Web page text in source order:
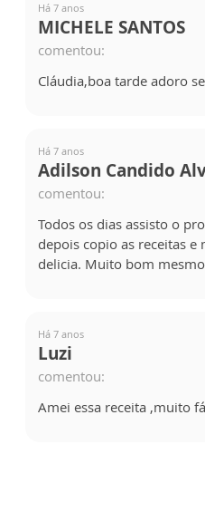
Há 7 anos
MICHELE SANTOS
comentou:
Cláudia,boa tarde adoro
Há 7 anos
Adilson Candido
comentou:
Todos os dias assisto o
depois copio as receitas e
delicia. Muito bom
Há 7 anos
Luzi
comentou:
Amei essa receita ,muito